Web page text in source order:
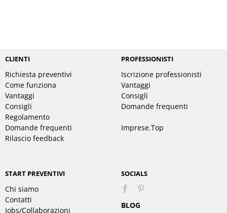
CLIENTI
Richiesta preventivi
Come funziona
Vantaggi
Consigli
Regolamento
Domande frequenti
Rilascio feedback
PROFESSIONISTI
Iscrizione professionisti
Vantaggi
Consigli
Domande frequenti
Imprese.Top
START PREVENTIVI
Chi siamo
Contatti
Jobs/Collaborazioni
SOCIALS
BLOG